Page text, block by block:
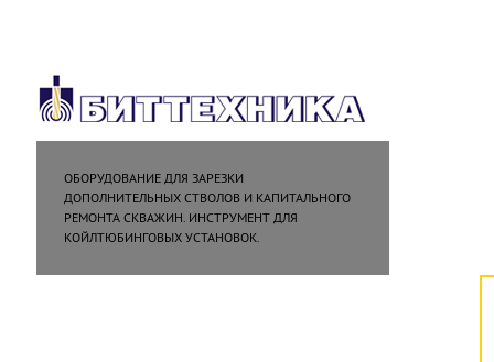
ОБОРУДОВАНИЕ ДЛЯ ЗАРЕЗКИ
ДОПОЛНИТЕЛЬНЫХ СТВОЛОВ И КАПИТАЛЬНОГО
РЕМОНТА СКВАЖИН. ИНСТРУМЕНТ ДЛЯ
КОЙЛТЮБИНГОВЫХ УСТАНОВОК.